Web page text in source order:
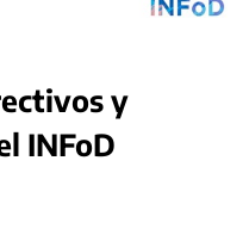
y
INFoD